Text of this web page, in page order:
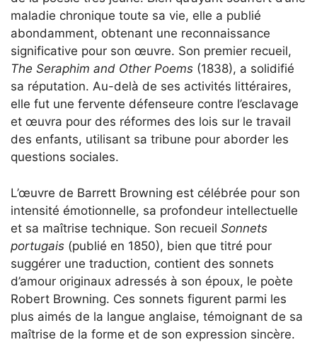
maladie chronique toute sa vie, elle a publié
abondamment, obtenant une reconnaissance
significative pour son œuvre. Son premier recueil,
The Seraphim and Other Poems (1838), a solidifié
sa réputation. Au-delà de ses activités littéraires,
elle fut une fervente défenseure contre l’esclavage
et œuvra pour des réformes des lois sur le travail
des enfants, utilisant sa tribune pour aborder les
questions sociales.
L’œuvre de Barrett Browning est célébrée pour son
intensité émotionnelle, sa profondeur intellectuelle
et sa maîtrise technique. Son recueil Sonnets
portugais (publié en 1850), bien que titré pour
suggérer une traduction, contient des sonnets
d’amour originaux adressés à son époux, le poète
Robert Browning. Ces sonnets figurent parmi les
plus aimés de la langue anglaise, témoignant de sa
maîtrise de la forme et de son expression sincère.